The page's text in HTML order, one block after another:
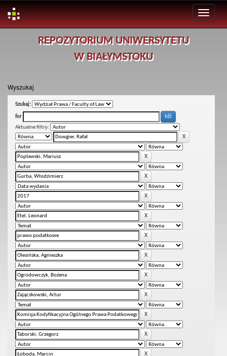
REPOZYTORIUM UNIWERSYTETU
W BIAŁYMSTOKU
Wyszukaj
Szukaj:
for
Aktualne filtry: